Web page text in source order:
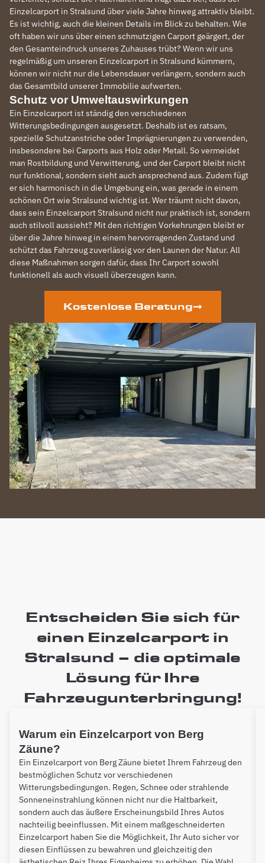
Einzelcarport in Stralsund über viele Jahre hinweg attraktiv bleibt.
Es ist wichtig, auch die kleinen Details im Blick zu behalten. Wie
oft haben wir uns über einen schmutzigen Carport geärgert, der
den Gesamteindruck unseres Zuhauses trübt? Wenn wir uns
regelmäßig um unseren Einzelcarport in Stralsund kümmern,
können wir nicht nur die Lebensdauer verlängern, sondern auch
das Gesamtbild unserer Immobilie aufwerten.
Schutz vor Umweltauswirkungen
Ein Einzelcarport ist ständig den verschiedenen
Witterungsbedingungen ausgesetzt. Deshalb ist es ratsam,
spezielle Schutzanstriche oder Imprägnierungen zu verwenden,
insbesondere bei Carports aus Holz oder Metall. So vermeidet
man Rostbildung und Verwitterung, und der Carport bleibt nicht
nur funktional, sondern sieht auch ansprechend aus. Zudem fügt
er sich harmonisch in die Umgebung ein, was gerade in einem
schönen Ort wie Stralsund wichtig ist. Wer träumt nicht davon,
dass sein Einzelcarport Stralsund nicht nur praktisch ist, sondern
auch stilvoll aussieht? Mit den richtigen Vorkehrungen bleibt er
über die Jahre hinweg in einem hervorragenden Zustand und
schützt das Fahrzeug zuverlässig vor den Launen der Natur. All
diese Maßnahmen sorgen dafür, dass Ihr Carport sowohl
funktionell als auch visuell überzeugen kann.
Kostenlose Beratung
Entscheiden Sie sich für
einen Einzelcarport in
Stralsund – die optimale
Lösung für Ihre
Fahrzeugunterbringung!
Warum ein Einzelcarport von Berg
Zäune?
Ein Einzelcarport von Berg Zäune bietet Ihrem Fahrzeug den
bestmöglichen Schutz vor verschiedenen
Witterungsbedingungen. Regen, Schnee oder strahlende
Sonneneinstrahlung können nicht nur die Haltbarkeit,
sondern auch das äußere Erscheinungsbild Ihres Autos
nachteilig beeinflussen. Mit einem maßgeschneiderten
Einzelcarport haben Sie die Möglichkeit, Ihr Auto sicher vor
diesen Einflüssen zu bewahren und gleichzeitig den